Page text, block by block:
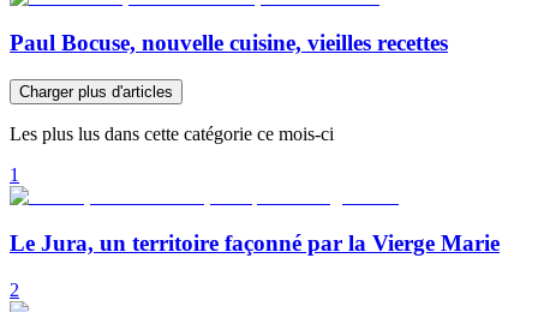
Paul Bocuse, nouvelle cuisine, vieilles recettes
Charger plus d'articles
Les plus lus dans cette catégorie ce mois-ci
1
Le Jura, un territoire façonné par la Vierge Marie
2